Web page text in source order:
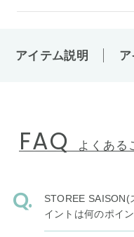
アイテム説明
FAQ よくある
STOREE SAISON(
イントは何のポイ